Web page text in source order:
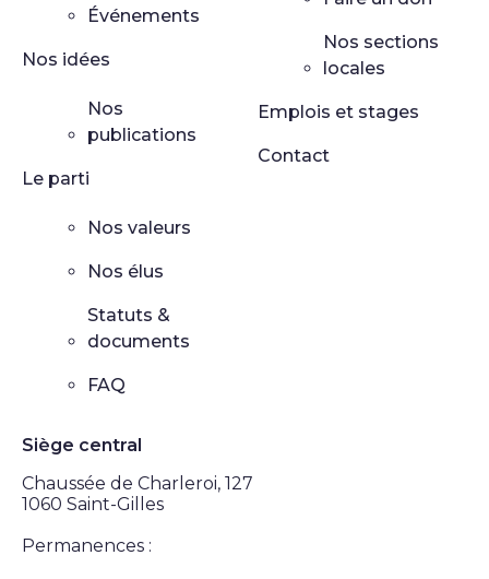
Événements
Nos idées
Nos
publications
Le parti
Nos valeurs
Nos élus
Statuts &
documents
FAQ
Nos sections
locales
Emplois et stages
Contact
Siège central
Chaussée de Charleroi, 127
1060 Saint-Gilles
Permanences :